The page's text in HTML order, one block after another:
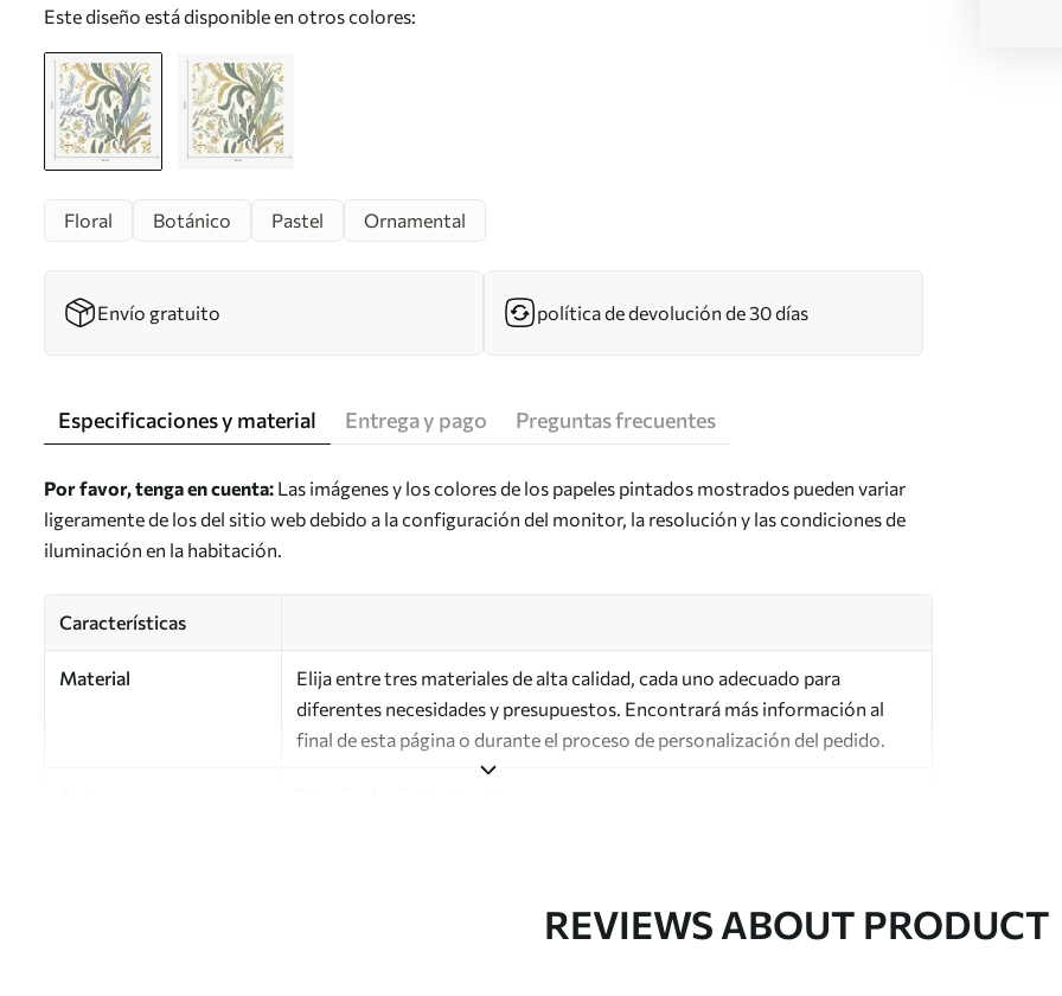
Este diseño está disponible en otros colores:
Floral Botánico Pastel Ornamental
Envío gratuito política de devolución de 30 días
Especificaciones y material Entrega y pago Preguntas frecuentes
Por favor, tenga en cuenta: Las imágenes y los colores de los papeles pintados mostrados pueden variar
ligeramente de los del sitio web debido a la configuración del monitor, la resolución y las condiciones de
iluminación en la habitación.
Características
Material
Elija entre tres materiales de alta calidad, cada uno adecuado para
diferentes necesidades y presupuestos. Encontrará más información al
final de esta página o durante el proceso de personalización del pedido.
REVIEWS ABOUT PRODUCT